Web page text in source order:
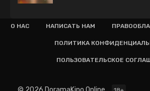
О НАС НАПИСАТЬ НАМ
ПОЛИТИКА
ПОЛЬЗОВАТЕЛЬСКОЕ